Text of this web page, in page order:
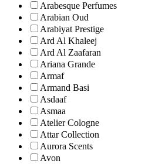
Arabesque Perfumes
Arabian Oud
Arabiyat Prestige
Ard Al Khaleej
Ard Al Zaafaran
Ariana Grande
Armaf
Armand Basi
Asdaaf
Asmaa
Atelier Cologne
Attar Collection
Aurora Scents
Avon